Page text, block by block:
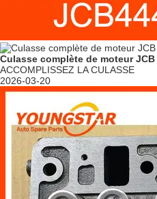
Culasse complète de moteur
ACCOMPLISSEZ LA CULASSE
2026-03-20